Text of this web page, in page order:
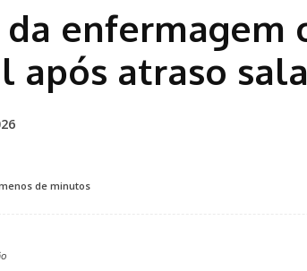
da enfermagem
após atraso
deminutos